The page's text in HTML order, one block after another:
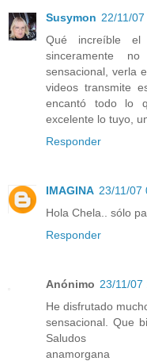
Susymon 22/11/07
Qué increíble
sinceramente
sensacional, verla
videos transmite
encantó todo lo
excelente lo tuyo,
Responder
IMAGINA 23/11/07
Hola Chela.. sólo
Responder
Anónimo 23/11/07
He disfrutado
sensacional. Que
Saludos
anamorgana